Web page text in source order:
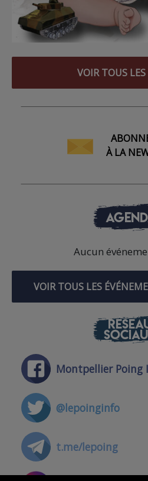
VOIR TOUS
À LA
Aucun
VOIR TOUS LES
Montpellier Poing
@lepoinginfo
t.me/lepoing